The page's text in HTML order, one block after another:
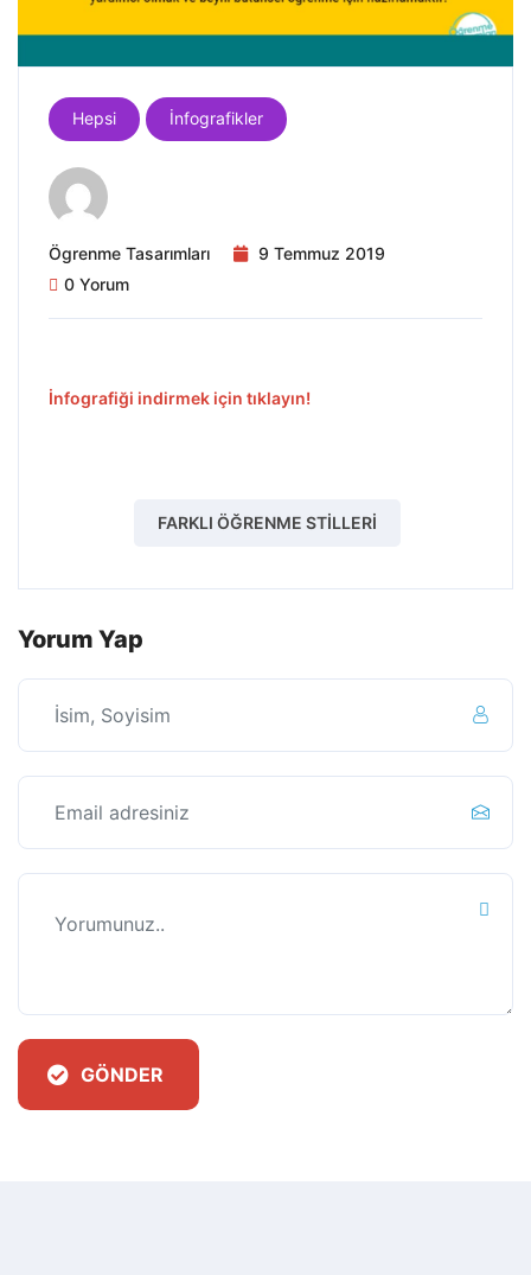
Hepsi İnfografikler
Ögrenme Tasarımları
9 Temmuz 2019
0 Yorum
İnfografiği indirmek için tıklayın!
FARKLI ÖĞRENME STILLERI
Yorum Yap
GÖNDER